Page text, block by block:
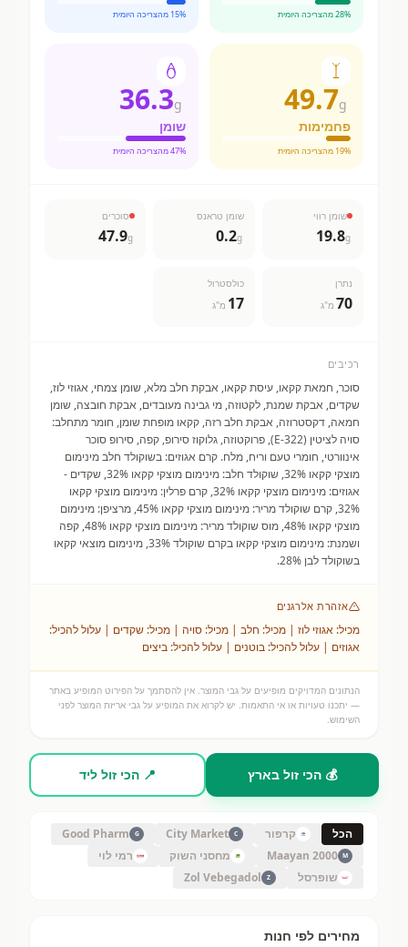
28% מהצריכה היומית 15% מהצריכה היומית
49.7g
פחמימות
19% מהצריכה היומית
36.3g
שומן
47% מהצריכה היומית
שומן רווי
19.8g
שומן טראנס
0.2g
סוכרים
47.9g
נתרן
70 מ"ג
כולסטרול
17 מ"ג
רכיבים
סוכר, חמאת קקאו, עיסת קקאו, אבקת חלב מלא, שומן צמחי, אגוזי לוז,
שקדים, אבקת שמנת, לקטוזה, מי גבינה מעובדים, אבקת חובצה, שומן
חמאה, דקסטרוזה, אבקת חלב רזה, קקאו מופחת שומן, חומר מתחלב:
סויה לציטין (E-322), פרוקטוזה, גלוקוז סירופ, קפה, סירופ סוכר
אינוורטי, חומרי טעם וריח, מלח. קרם אגוזים: בשוקולד חלב מינימום
מוצקי קקאו 32%, שוקולד חלב: מינימום מוצקי קקאו 32%, שקדים -
אגוזים: מינימום מוצקי קקאו 32%, קרם פרלין: מינימום מוצקי קקאו
32%, קרם שוקולד מריר: מינימום מוצקי קקאו 45%, מרציפן: מינימום
מוצקי קקאו 48%, מוס שוקולד מריר: מינימום מוצקי קקאו 48%, קפה
ושמנת: מינימום מוצקי קקאו בקרם שוקולד 33%, מינימום מוצאי קקאו
בשוקולד לבן 28%.
אזהרת אלרגנים
מכיל: אגוזי לוז | מכיל: חלב | מכיל: סויה | מכיל: שקדים | עלול להכיל:
אגוזים | עלול להכיל: בוטנים | עלול להכיל: ביצים
הנתונים המדויקים מופיעים על גבי המוצר. אין להסתמך על הפירוט המופיע באתר
— יתכנו טעויות או אי התאמות. יש לקרוא את המופיע על גבי אריזת המוצר לפני
השימוש.
💰 הכי זול בארץ 📍 הכי זול ליד
הכל קרפור C
City Market
G
Good Pharm
M
Maayan 2000 מחסני השוק
רמי לוי
שופרסל
Z
Zol Vebegadol
מחירים לפי חנות